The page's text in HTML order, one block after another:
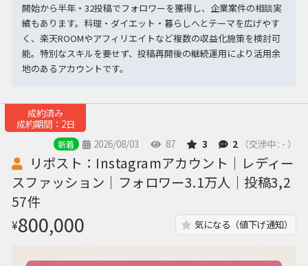
開始から半年・32投稿でフォロワーを獲得し、企業案件の相談実
績もあります。料理・ダイエット・暮らしへとテーマを広げやす
く、楽天ROOMやアフィリエイトなど複数の収益化施策を検討可
能。特別なスキルを要せず、投稿再開後の継続運用により活用余
地のあるアカウントです。
成約済み
成約期間：2日
新着 2026/08/03 87 3 2 （交渉中 : - ）
リポスト：Instagramアカウント｜レディー
スファッション｜フォロワー3.1万人｜投稿3,2
57件
¥800,000 気になる（値下げ通知）